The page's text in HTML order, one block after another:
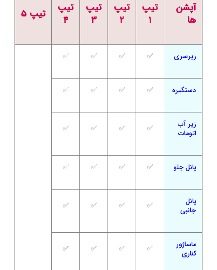
آپشن
ها
تیپ
۱
تیپ
۲
تیپ
۳
تیپ
۴
تیپ ۵
زیرسری ✅
✅
✅
✅
دستگیره ✅
✅
✅
✅
زیر آب
اتومات
✅
✅
✅
✅
پانل جلو ✅
✅
✅
✅
پانل
جانبی
✅
✅
✅
✅
ماساژور
کناری
✅
✅
✅
✅